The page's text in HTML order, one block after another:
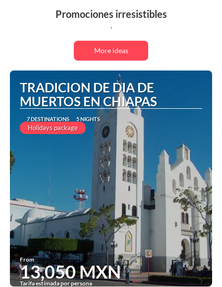
Promociones irresistibles
.
More ideas
TRADICION DE DIA DE
MUERTOS EN CHIAPAS
7 DESTINATIONS 5 NIGHTS
Holidays package
From
13,050 MXN
Tarifa estimada por persona